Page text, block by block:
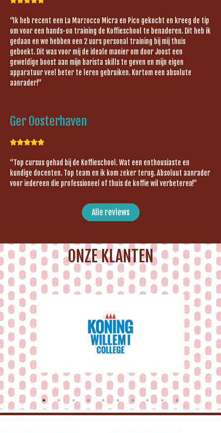
“Ik heb recent een La Marzocco Micra en Pico gekocht en kreeg de tip
om voor een hands-on training de Koffieschool te benaderen. Dit heb ik
gedaan en we hebben een 2 uurs personal training bij mij thuis
geboekt. Dit was voor mij de ideale manier om door Joost een
geweldige boost aan mijn barista skills te geven en mijn eigen
apparatuur veel beter te leren gebruiken. Kortom een absolute
aanrader!”
Ger Oosterhaven

“Top cursus gehad bij de Koffieschool. Wat een enthousiaste en
kundige docenten. Top team en ik kom zeker terug. Absoluut aanrader
voor iedereen die professioneel of thuis de koffie wil verbeteren!”
Alle reviews
ONZE KLANTEN